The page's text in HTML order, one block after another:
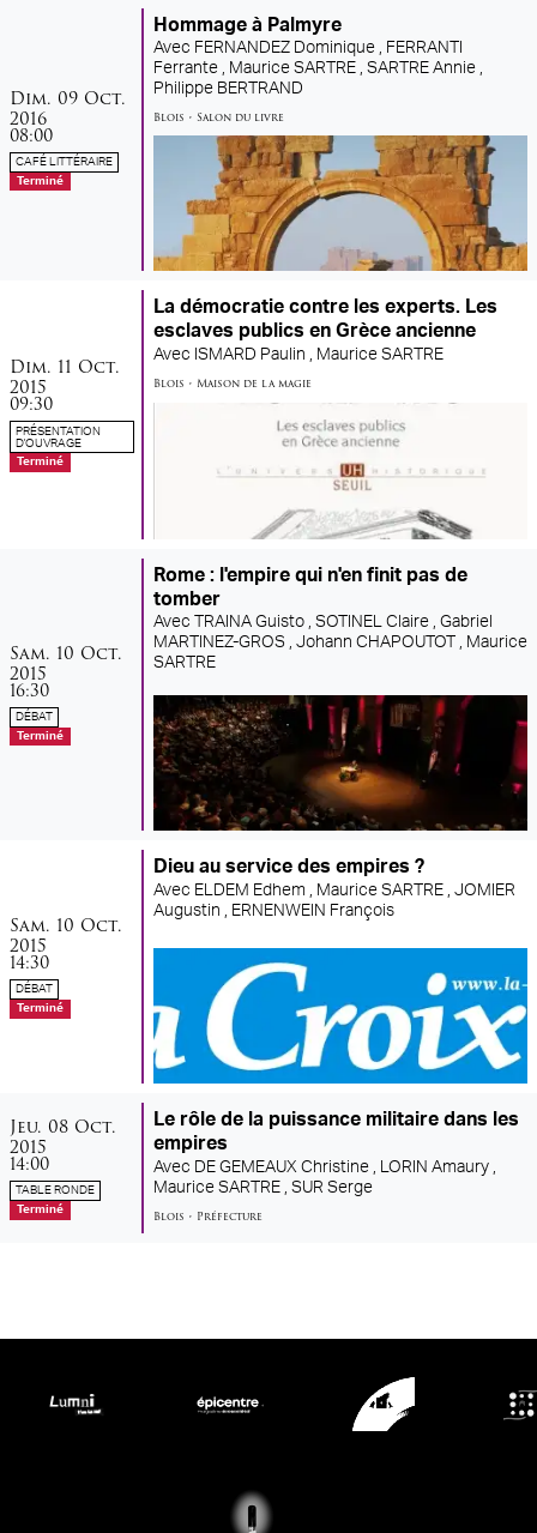
dimanche
Dim. 09 octobre
Oct.
2016
08:00
CAFÉ LITTÉRAIRE
Terminé
Hommage à Palmyre
Avec FERNANDEZ Dominique , FERRANTI
Ferrante , Maurice SARTRE , SARTRE Annie ,
Philippe BERTRAND
Blois • Salon du livre
dimanche
Dim. 11 octobre
Oct.
2015
09:30
PRÉSENTATION
D'OUVRAGE
Terminé
La démocratie contre les experts. Les
esclaves publics en Grèce ancienne
Avec ISMARD Paulin ,
Maurice SARTRE
Blois • Maison de la magie
samedi
Sam. 10 octobre
Oct.
2015
16:30
DÉBAT
Terminé
Rome : l'empire qui n'en finit pas de
tomber
Avec TRAINA Guisto , SOTINEL Claire , Gabriel
MARTINEZ-GROS , Johann CHAPOUTOT , Maurice
SARTRE
samedi
Sam. 10 octobre
Oct.
2015
14:30
DÉBAT
Terminé
Dieu au service des empires ?
Avec ELDEM Edhem , Maurice SARTRE , JOMIER
Augustin ,
ERNENWEIN François
jeudi
Jeu. 08 octobre
Oct.
2015
14:00
TABLE RONDE
Terminé
Le rôle de la puissance militaire dans les
empires
Avec DE GEMEAUX Christine ,
LORIN Amaury ,
Maurice SARTRE , SUR Serge
Blois • Préfecture